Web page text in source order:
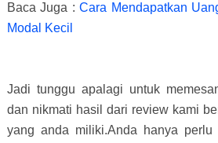
Baca Juga :Cara Mendapatkan
Modal Kecil
Jadi tunggu apalagi untuk
dan nikmati hasil dari review kami
yang anda miliki.Anda hanya perlu